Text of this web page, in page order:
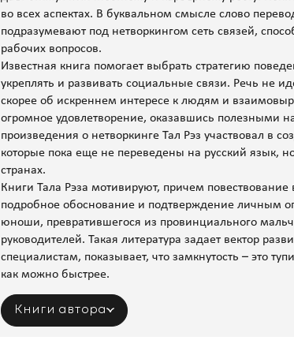
во всех аспектах. В буквальном смысле слово
подразумевают под нетворкингом сеть связей,
рабочих вопросов.
Известная книга помогает выбрать стратегию
укреплять и развивать социальные связи. Речь не
скорее об искреннем интересе к людям и
огромное удовлетворение, оказавшись
произведения о нетворкинге Тал Рэз участвовал в
которые пока еще не переведены на русский язык,
странах.
Книги Тала Рэза мотивируют, причем
подробное обоснование и подтверждение личным
юноши, превратившегося из провинциального
руководителей. Такая литература задает вектор
специалистам, показывает, что замкнутость – это
как можно быстрее.
Книги автора